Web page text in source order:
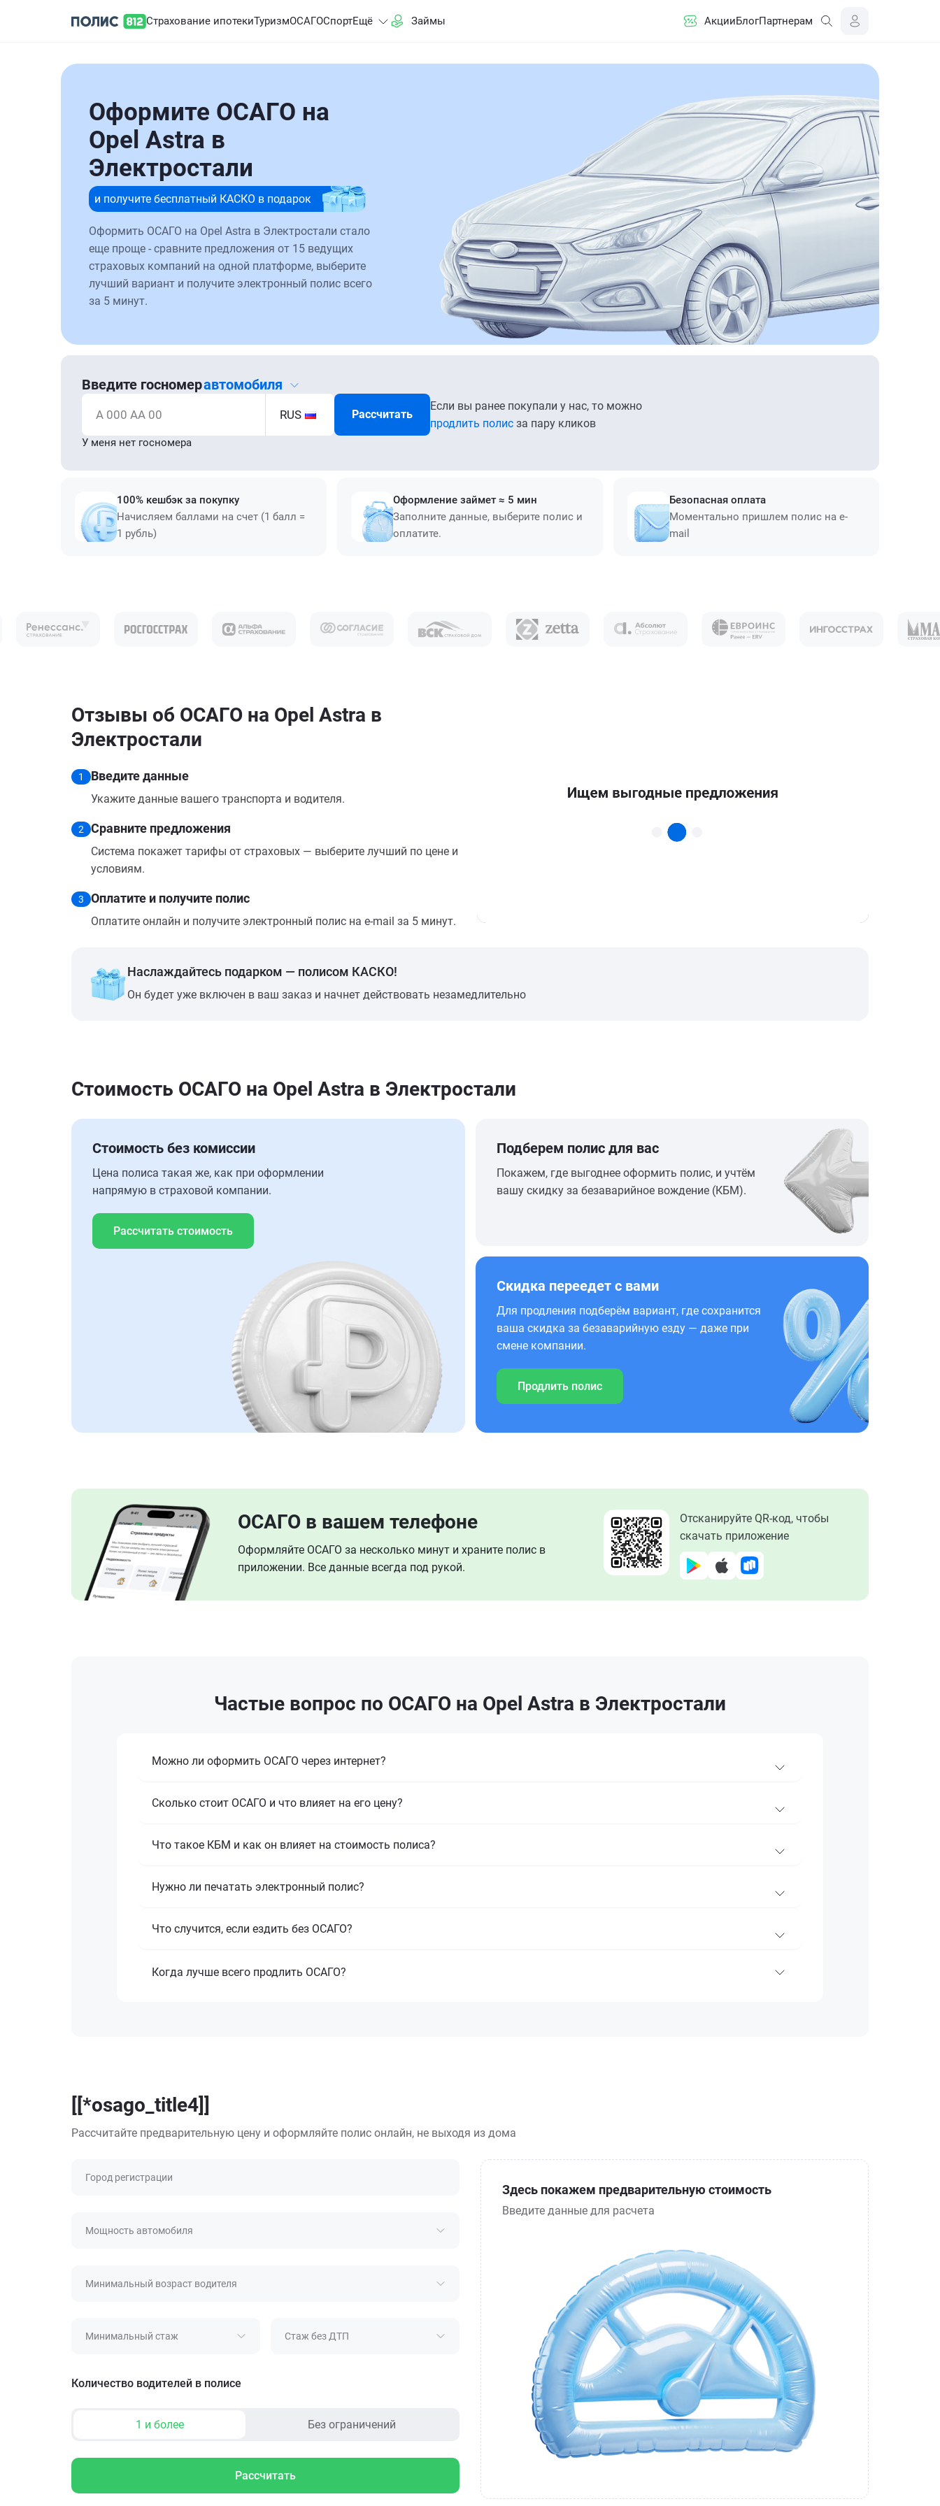
Страхование ипотекиТуризмОСАГОСпортЕщё Займы АкцииБлогПартнерам
Оформите ОСАГО на
Opel Astra в
Электростали
и получите бесплатный КАСКО в подарок
Оформить ОСАГО на Opel Astra в Электростали стало
еще проще - сравните предложения от 15 ведущих
страховых компаний на одной платформе, выберите
лучший вариант и получите электронный полис всего
за 5 минут.
Введите госномеравтомобиля
А 000 АА 00 RUS Рассчитать
Если вы ранее покупали у нас, то можно
продлить полис за пару кликов
У меня нет госномера
100% кешбэк за покупку
Начисляем баллами на счет (1 балл =
1 рубль)
Оформление займет ≈ 5 мин
Заполните данные, выберите полис и
оплатите.
Безопасная оплата
Моментально пришлем полис на e-
mail
Отзывы об ОСАГО на Opel Astra в
Электростали
1 Введите данные
Укажите данные вашего транспорта и водителя.
2 Сравните предложения
Система покажет тарифы от страховых — выберите лучший по цене и
условиям.
3 Оплатите и получите полис
Оплатите онлайн и получите электронный полис на e-mail за 5 минут.
Наслаждайтесь подарком — полисом КАСКО!
Он будет уже включен в ваш заказ и начнет действовать незамедлительно
Стоимость ОСАГО на Opel Astra в Электростали
Стоимость без комиссии
Цена полиса такая же, как при оформлении
напрямую в страховой компании.
Рассчитать стоимость
Подберем полис для вас
Покажем, где выгоднее оформить полис, и учтём
вашу скидку за безаварийное вождение (КБМ).
Скидка переедет с вами
Для продления подберём вариант, где сохранится
ваша скидка за безаварийную езду — даже при
смене компании.
Продлить полис
ОСАГО в вашем телефоне
Оформляйте ОСАГО за несколько минут и храните полис в
приложении. Все данные всегда под рукой.
Отсканируйте QR-код, чтобы
скачать приложение
Частые вопрос по ОСАГО на Opel Astra в Электростали
Можно ли оформить ОСАГО через интернет?
Сколько стоит ОСАГО и что влияет на его цену?
Что такое КБМ и как он влияет на стоимость полиса?
Нужно ли печатать электронный полис?
Что случится, если ездить без ОСАГО?
Когда лучше всего продлить ОСАГО?
[[*osago_title4]]
Рассчитайте предварительную цену и оформляйте полис онлайн, не выходя из дома
Город регистрации
Мощность автомобиля
Минимальный возраст водителя
Минимальный стаж Стаж без ДТП
Количество водителей в полисе
1 и более Без ограничений
Рассчитать
Здесь покажем предварительную стоимость
Введите данные для расчета